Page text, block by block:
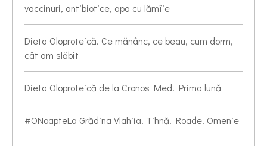
vaccinuri, antibiotice, apa cu lămîie
Dieta Oloproteică. Ce mănânc, ce beau, cum dorm,
cât am slăbit
Dieta Oloproteică de la Cronos Med. Prima lună
#ONoapteLa Grădina Vlahiia. Tihnă. Roade. Omenie